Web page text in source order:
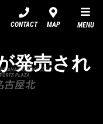
CONTACT MAP MENU
発売され